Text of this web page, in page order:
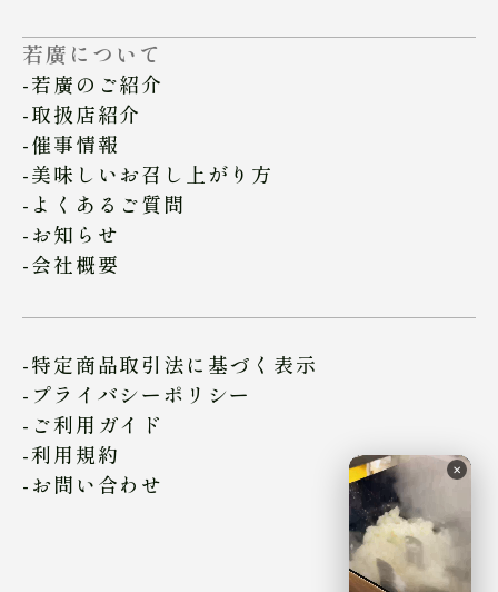
✕
若廣について
若廣のご紹介
取扱店紹介
催事情報
美味しいお召し上がり方
よくあるご質問
お知らせ
会社概要
特定商品取引法に基づく表示
プライバシーポリシー
ご利用ガイド
利用規約
お問い合わせ